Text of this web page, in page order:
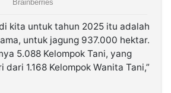
kita untuk tahun 2025 itu adalah
untuk jagung 937.000 hektar.
5.088 Kelompok Tani, yang
1.168 Kelompok Wanita Tani,”